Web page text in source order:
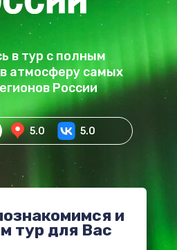
в тур с полным
атмосферу самых
России
5.0 5.0
и
тур для Вас